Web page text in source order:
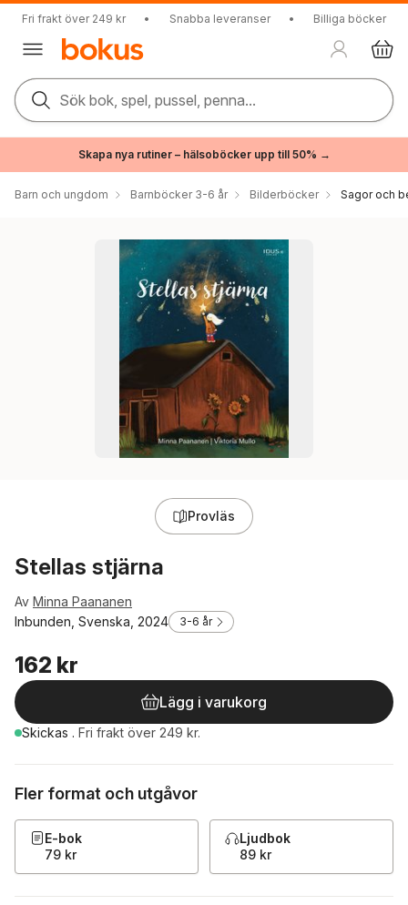
Fri frakt över 249 kr • Snabba leveranser • Billiga böcker
Sök bok, spel, pussel, penna...
Skapa nya rutiner – hälsoböcker upp till 50% →
Barn och ungdom Barnböcker 3-6 år Bilderböcker Sagor och
Provläs
Stellas stjärna
Av Minna Paananen
Inbunden, Svenska, 2024
3-6 år
162 kr
Lägg i varukorg
Skickas . Fri frakt över 249 kr.
Fler format och utgåvor
E-bok
79 kr
Ljudbok
89 kr